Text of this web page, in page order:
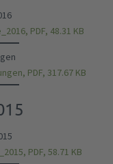
PDF, 48.31 KB
PDF, 317.67 KB
PDF, 58.71 KB